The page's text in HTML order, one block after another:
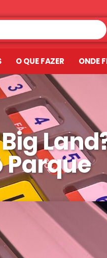
O QUE FAZER ONDE
Parque